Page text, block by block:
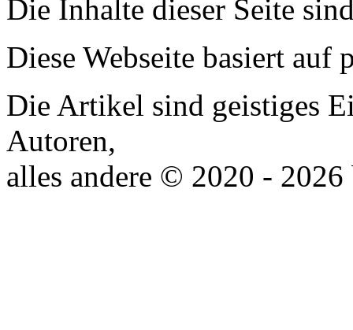
Die Inhalte dieser Seite
Diese Webseite basiert auf
Die Artikel sind geistiges
Autoren,
alles andere © 2020 -